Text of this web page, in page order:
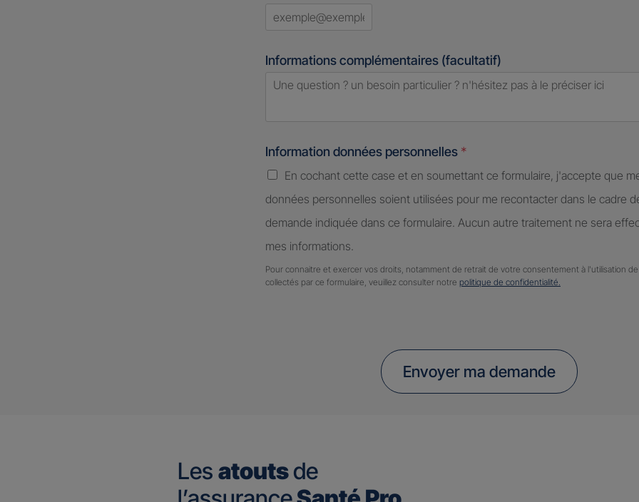
Informations complémentaires (facultatif)
Information données personnelles *
En cochant cette case et en soumettant ce formulaire, j'accepte que
données personnelles soient utilisées pour me recontacter dans le cadre
demande indiquée dans ce formulaire. Aucun autre traitement ne sera
mes informations.
Pour connaitre et exercer vos droits, notamment de retrait de votre consentement à l'utilisation
collectés par ce formulaire, veuillez consulter notre politique de confidentialité.
Envoyer ma demande
Les atoutsde